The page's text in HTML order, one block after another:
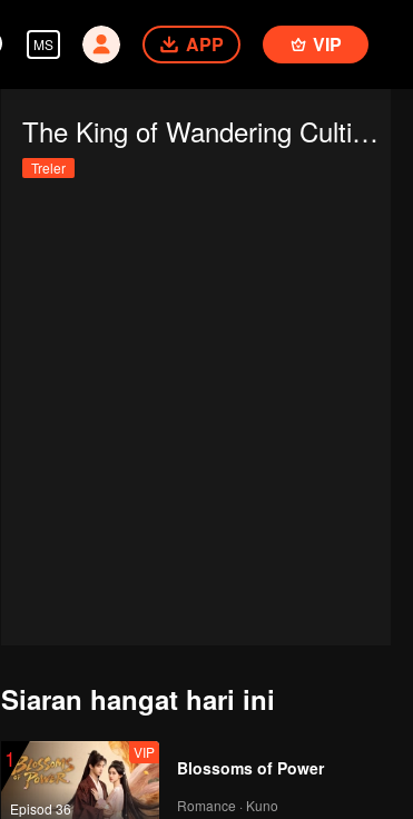
MS APP VIP
The King of Wandering Cultivators
Treler
Siaran hangat hari ini
1
Episod 36
VIP
Blossoms of Power
Romance · Kuno